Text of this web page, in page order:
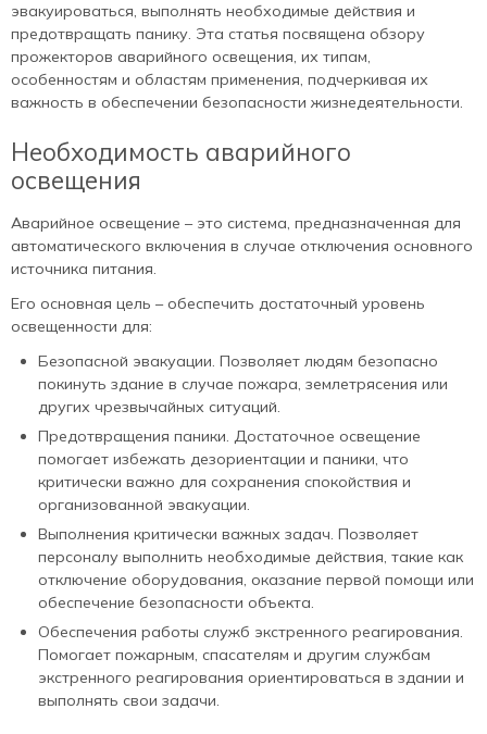
эвакуироваться, выполнять необходимые действия и
предотвращать панику. Эта статья посвящена обзору
прожекторов аварийного освещения, их типам,
особенностям и областям применения, подчеркивая их
важность в обеспечении безопасности жизнедеятельности.
Необходимость аварийного
освещения
Аварийное освещение – это система, предназначенная для
автоматического включения в случае отключения основного
источника питания.
Его основная цель – обеспечить достаточный уровень
освещенности для:
Безопасной эвакуации. Позволяет людям безопасно
покинуть здание в случае пожара, землетрясения или
других чрезвычайных ситуаций.
Предотвращения паники. Достаточное освещение
помогает избежать дезориентации и паники, что
критически важно для сохранения спокойствия и
организованной эвакуации.
Выполнения критически важных задач. Позволяет
персоналу выполнить необходимые действия, такие как
отключение оборудования, оказание первой помощи или
обеспечение безопасности объекта.
Обеспечения работы служб экстренного реагирования.
Помогает пожарным, спасателям и другим службам
экстренного реагирования ориентироваться в здании и
выполнять свои задачи.